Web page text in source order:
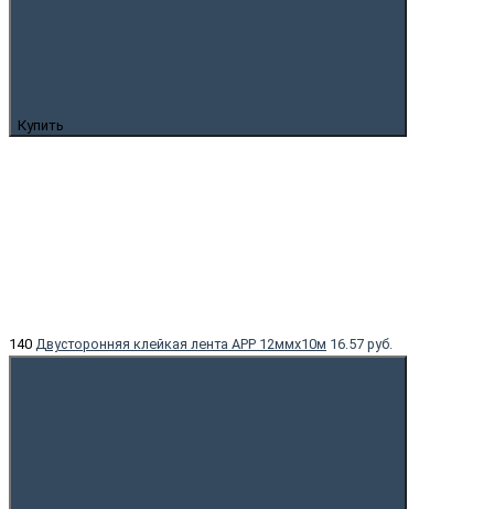
Купить
140 Двусторонняя клейкая лента APP 12ммx10м 16.57 руб.